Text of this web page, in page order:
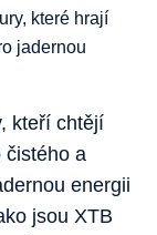
které hrají
jadernou
kteří chtějí
čistého a
energii
jsou XTB